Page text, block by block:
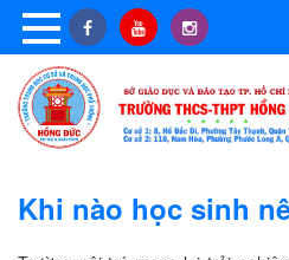
Khi nào học sinh